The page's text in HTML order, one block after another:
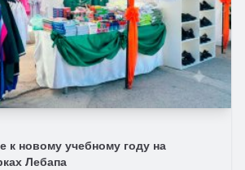
к новому учебному году на
Лебапа